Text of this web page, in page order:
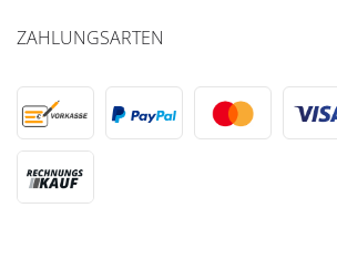
ZAHLUNGSARTEN